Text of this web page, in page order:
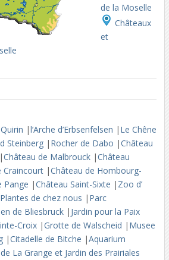
de la Moselle
Châteaux
et
|l’Arche d’Erbsenfelsen | Le Chêne
Steinberg | Rocher de Dabo |Château
|Château de Malbrouck |Château
Craincourt |Château de Hombourg-
Pange |Château Saint-Sixte | Zoo d’
de chez nous | Parc
de Bliesbruck | Jardin pour la Paix
Croix |Grotte de Walscheid | Musee
|Citadelle de Bitche |Aquarium
La Grange et Jardin des Prairiales